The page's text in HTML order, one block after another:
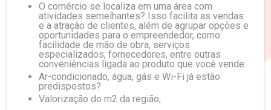
O comércio se localiza em uma área com
atividades semelhantes? Isso facilita as vendas
e a atração de clientes, além de agrupar opções e
oportunidades para o empreendedor, como:
facilidade de mão de obra, serviços
especializados, fornecedores, entre outras
conveniências ligada ao produto que você vende.
Ar-condicionado, água, gás e Wi-Fi já estão
predispostos?
Valorização do m2 da região;